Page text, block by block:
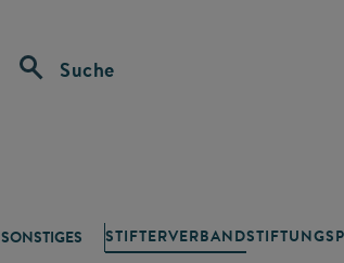
Suche
SONSTIGES STIFTERVERBAND